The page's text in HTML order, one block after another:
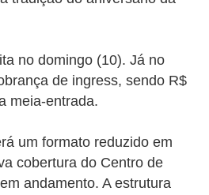
no domingo (10). Já no
de ingress, sendo R$
meia-entrada.
um formato reduzido em
cobertura do Centro de
andamento. A estrutura